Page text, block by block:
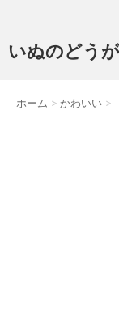
いぬのどうが
ホーム > かわいい >